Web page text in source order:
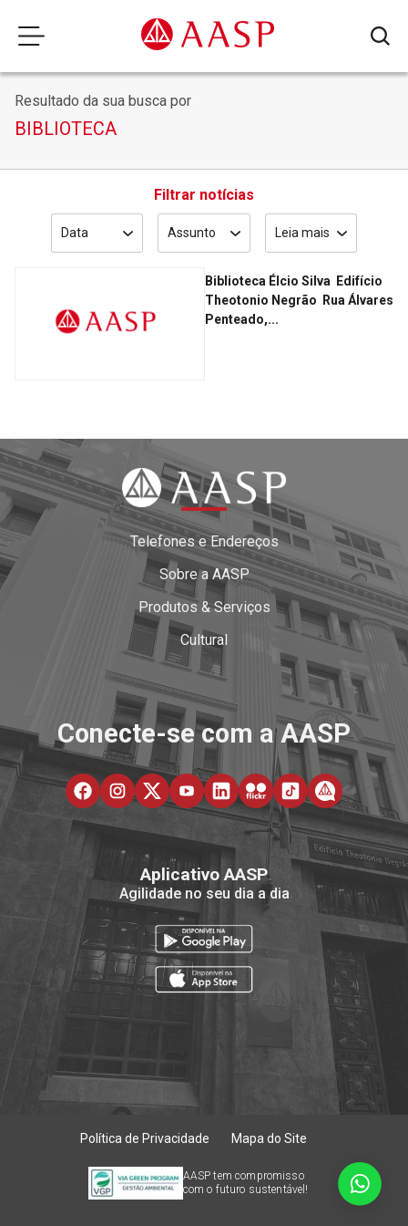
Resultado da sua busca por
BIBLIOTECA
Filtrar notícias
Data Assunto Leia mais
Biblioteca Élcio Silva ­ Edifício
Theotonio Negrão ­ Rua Álvares
Penteado,...
Telefones e Endereços
Sobre a AASP
Produtos & Serviços
Cultural
Conecte-se com a AASP
Aplicativo AASP
Agilidade no seu dia a dia
Política de Privacidade Mapa do Site
AASP tem compromisso
com o futuro sustentável!